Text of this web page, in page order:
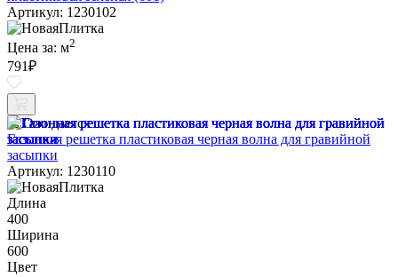
Артикул: 1230102
Цена за: м2
791₽
Ожидается
Газонная решетка пластиковая черная волна для гравийной
засыпки
Артикул: 1230110
Длина
400
Ширина
600
Цвет